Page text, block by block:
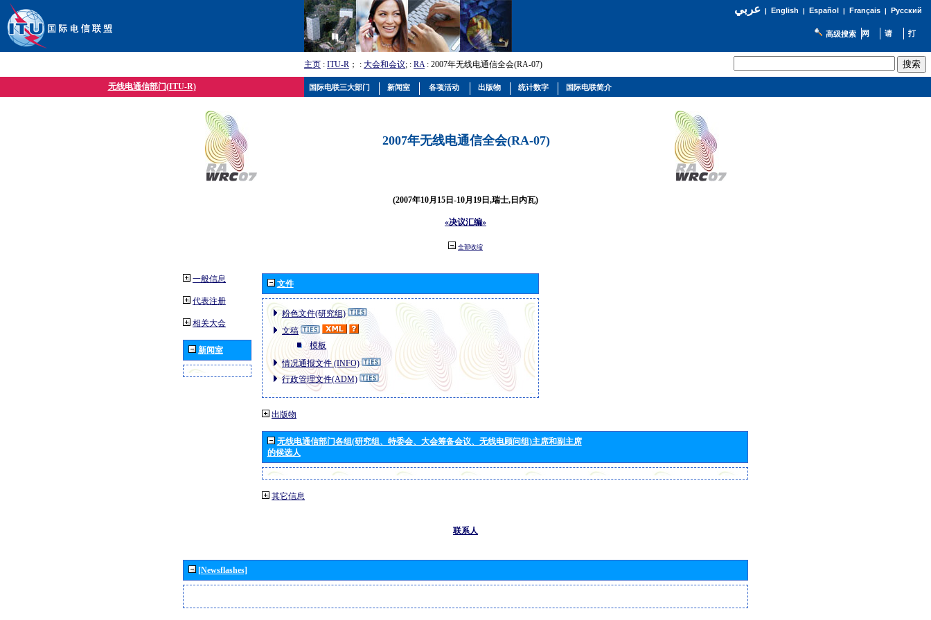
عربي| English | Español | Français| Русский
高级搜索
主页 : ITU-R ； : 大会和会议; : RA: 2007年无线电通信全会(RA-07)
无线电通信部门(ITU-R)
2007年无线电通信全会(RA-07)
(2007年10月15日-10月19日,瑞士,日内瓦)
«决议汇编»
全部收缩
一般信息
代表注册
相关大会
新闻室
文件
粉色文件(研究组)
文稿
模板
情况通报文件 (INFO)
行政管理文件(ADM)
出版物
无线电通信部门各组(研究组、特委会、大会筹备会议、无线电顾问组)主席和副主席
的候选人
其它信息
联系人
[Newsflashes]
国际电联三大部门 新闻室 各项活动 出版物 统计数字 国际电联简介